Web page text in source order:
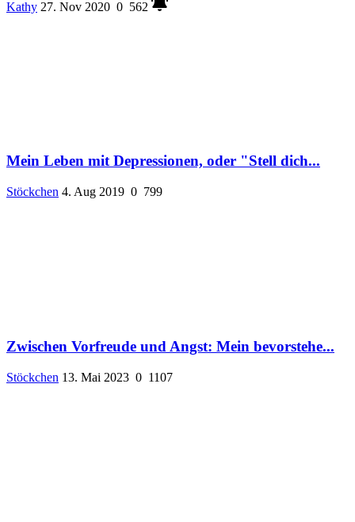
Kathy 27. Nov 2020 0 562
Mein Leben mit Depressionen, oder "Stell dich...
Stöckchen 4. Aug 2019 0 799
Zwischen Vorfreude und Angst: Mein bevorstehe...
Stöckchen 13. Mai 2023 0 1107